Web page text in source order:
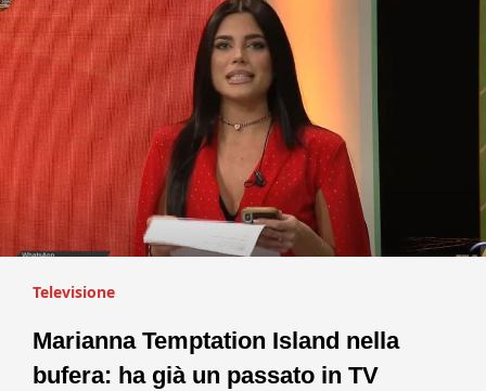
Televisione
Marianna Temptation Island nella
bufera: ha già un passato in TV